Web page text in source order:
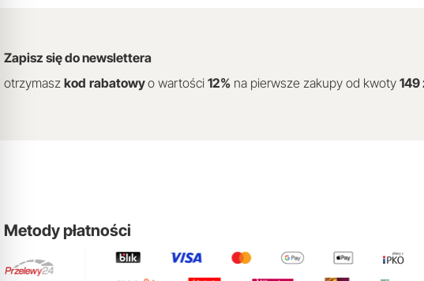
Zapisz się do newslettera
otrzymasz kod rabatowyo wartości 12% na pierwsze zakupy od kwoty 149
Metody płatności